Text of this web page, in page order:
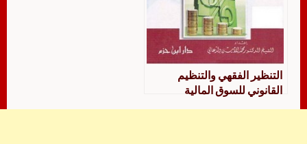
التنظير الفقهي والتنظيم
القانوني للسوق المالية